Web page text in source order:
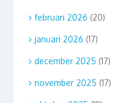
februari 2026 (20)
januari 2026 (17)
december 2025 (17)
november 2025 (17)